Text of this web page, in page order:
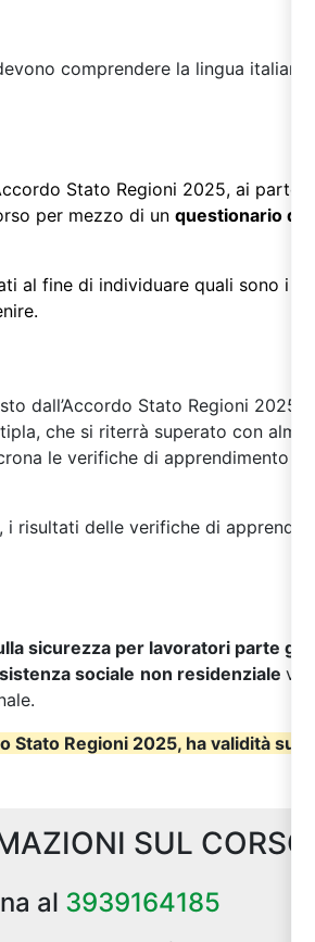
comprendere la lingua italiana
Stato Regioni 2025, ai
per mezzo di un questionario di
al fine di individuare quali sono i
dall’Accordo Stato Regioni 2025
che si riterrà superato con
le verifiche di apprendimento
risultati delle verifiche di
sicurezza per lavoratori parte
sociale non residenziale
Stato Regioni 2025, ha validità su
SUL CORSO?
al 3939164185